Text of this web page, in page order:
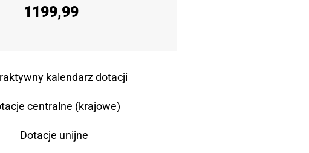
1199,99
kalendarz dotacji
centralne (krajowe)
Dotacje unijne